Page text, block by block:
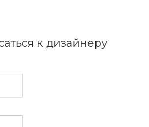
к дизайнеру